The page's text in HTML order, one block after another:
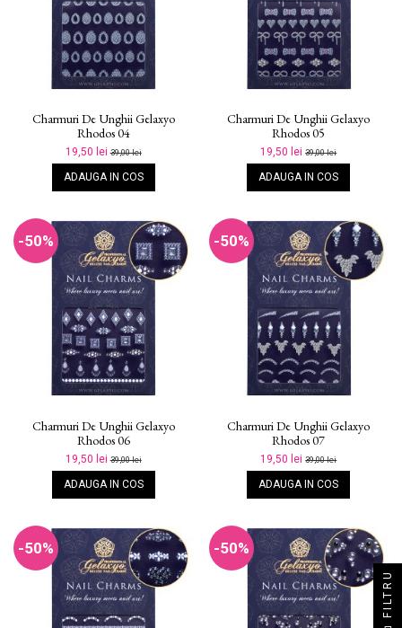
Charmuri De Unghii Gelaxyo
Rhodos 04
19,50 lei39,00 lei
ADAUGA IN COS
Charmuri De Unghii Gelaxyo
Rhodos 05
19,50 lei39,00 lei
ADAUGA IN COS
-50%
Charmuri De Unghii Gelaxyo
Rhodos 06
19,50 lei39,00 lei
ADAUGA IN COS
-50%
Charmuri De Unghii Gelaxyo
Rhodos 07
19,50 lei39,00 lei
ADAUGA IN COS
-50% -50%
FILTRU